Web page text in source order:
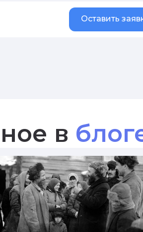
Оставить
в